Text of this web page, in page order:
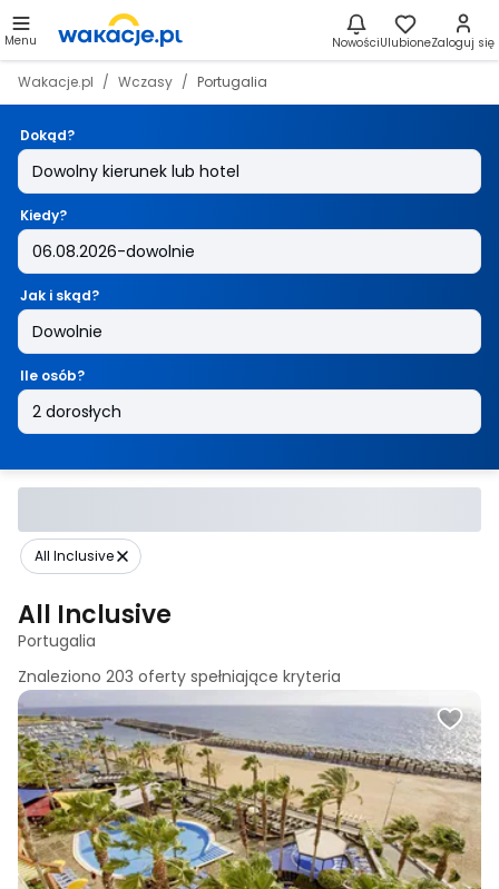
Menu NowościUlubioneZaloguj się
Wakacje.pl Wczasy Portugalia
Dokąd?
Kiedy?
Jak i skąd?
Ile osób?
All Inclusive
Portugalia
All Inclusive
Znaleziono 203 oferty spełniające kryteria